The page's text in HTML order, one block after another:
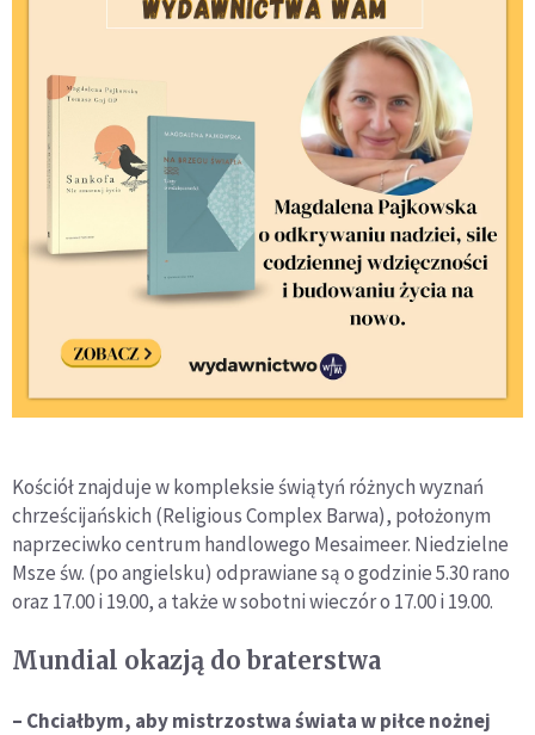
Kościół znajduje w kompleksie świątyń różnych wyznań
chrześcijańskich (Religious Complex Barwa), położonym
naprzeciwko centrum handlowego Mesaimeer. Niedzielne
Msze św. (po angielsku) odprawiane są o godzinie 5.30 rano
oraz 17.00 i 19.00, a także w sobotni wieczór o 17.00 i 19.00.
Mundial okazją do braterstwa
– Chciałbym, aby mistrzostwa świata w piłce nożnej